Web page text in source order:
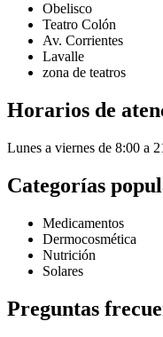
Obelisco
Teatro Colón
Av. Corrientes
Lavalle
zona de teatros
Horarios de
Lunes a viernes de 8:00 a
Categorías
Medicamentos
Dermocosmética
Nutrición
Solares
Preguntas